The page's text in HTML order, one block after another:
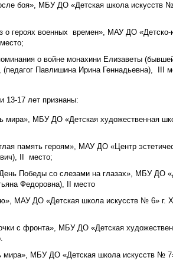
боя», МБУ ДО «Детская школа искусств №
о героях военных времен», МАУ ДО «Детско-
о войне монахини Елизаветы
Павлишина Ирина Геннадьевна), III
13-17 лет признаны:
мира», МБУ ДО «Детская художественная
память героям», МАУ ДО «Центр
II место;
Победы со слезами на глазах», МБУ ДО
Федоровна), II место
МАУ ДО «Детская школа искусств № 6» г.
с фронта», МБУ ДО «Детская
мира», МБУ ДО «Детская школа искусств №